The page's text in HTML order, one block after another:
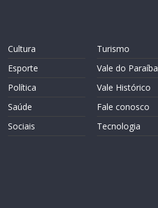
Cultura
Esporte
Política
Saúde
Sociais
Turismo
Vale do Paraíba
Vale Histórico
Fale conosco
Tecnologia